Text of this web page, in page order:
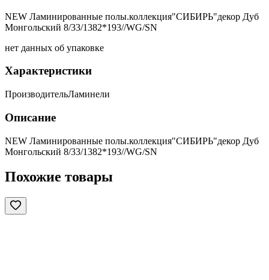
NEW Ламинированные полы.коллекция"СИБИРЬ"декор Дуб
Монгольский 8/33/1382*193//WG/SN
нет данных об упаковке
Характеристики
ПроизводительЛаминели
Описание
NEW Ламинированные полы.коллекция"СИБИРЬ"декор Дуб
Монгольский 8/33/1382*193//WG/SN
Похожие товары